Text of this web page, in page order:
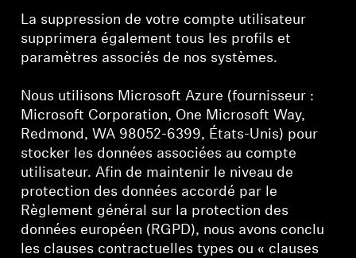
La suppression de votre compte utilisateur
supprimera également tous les profils et
paramètres associés de nos systèmes.
Nous utilisons Microsoft Azure (fournisseur :
Microsoft Corporation, One Microsoft Way,
Redmond, WA 98052-6399, États-Unis) pour
stocker les données associées au compte
utilisateur. Afin de maintenir le niveau de
protection des données accordé par le
Règlement général sur la protection des
données européen (RGPD), nous avons conclu
les clauses contractuelles types ou « clauses